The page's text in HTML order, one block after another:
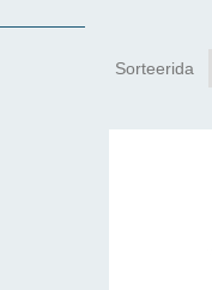
Sorteerida